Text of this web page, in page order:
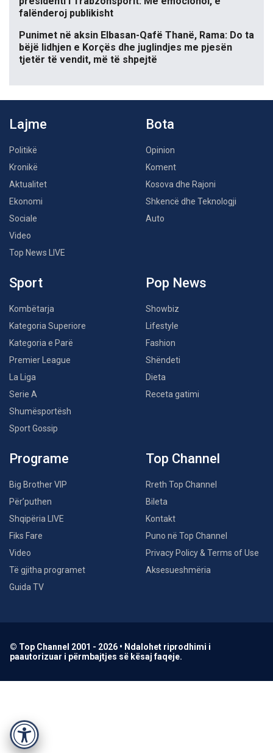
falënderoj publikisht
Punimet në aksin Elbasan-Qafë Thanë, Rama: Do ta
bëjë lidhjen e Korçës dhe juglindjes me pjesën
tjetër të vendit, më të shpejtë
Lajme
Politikë
Kronikë
Aktualitet
Ekonomi
Sociale
Video
Top News LIVE
Bota
Opinion
Koment
Kosova dhe Rajoni
Shkencë dhe Teknologji
Auto
Sport
Kombëtarja
Kategoria Superiore
Kategoria e Parë
Premier League
La Liga
Serie A
Shumësportësh
Sport Gossip
Pop News
Showbiz
Lifestyle
Fashion
Shëndeti
Dieta
Receta gatimi
Programe
Big Brother VIP
Për’puthen
Shqipëria LIVE
Fiks Fare
Video
Të gjitha programet
Guida TV
Top Channel
Rreth Top Channel
Bileta
Kontakt
Puno në Top Channel
Privacy Policy & Terms of Use
Aksesueshmëria
© Top Channel 2001 - 2026 • Ndalohet riprodhimi i
paautorizuar i përmbajtjes së kësaj faqeje.